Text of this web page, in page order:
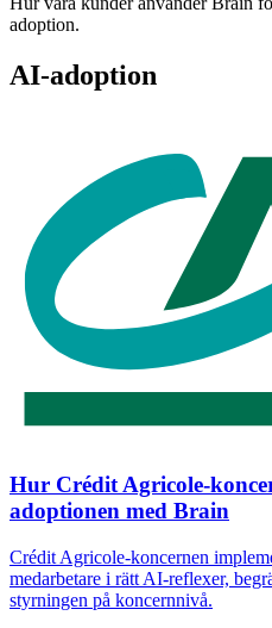
adoption.
AI-adoption
Hur Crédit Agricole-
adoptionen med Brain
Crédit Agricole-koncernen
medarbetare i rätt AI-reflexer,
styrningen på koncernnivå.